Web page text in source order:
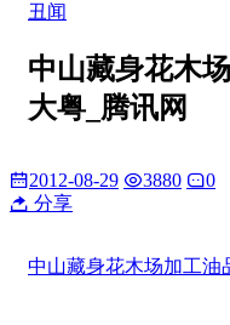
丑闻
中山藏身花木
大粤_腾讯网
2012-08-29 3880
0
分享
中山藏身花木场加工油